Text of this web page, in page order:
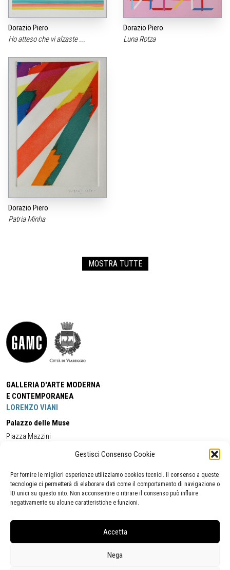
Gestisci Consenso Cookie
Per fornire le migliori esperienze utilizziamo cookies tecnici. Il consenso a queste
tecnologie ci permetterà di elaborare dati come il comportamento di navigazione o
ID unici su questo sito. Non acconsentire o ritirare il consenso può influire
negativamente su alcune caratteristiche e funzioni.
Accetta
Nega
Dorazio Piero
Ho atteso che vi alzaste ...
Dorazio Piero
Luna Rotza
Dorazio Piero
Patria Minha
MOSTRA TUTTE
GALLERIA D'ARTE MODERNA
E CONTEMPORANEA
LORENZO VIANI
Palazzo delle Muse
Piazza Mazzini
Cell:+39 338 5714978 (orario apertura Galleria)
Tel:
+39 0584 944580
(orario 09.00/13.00)
Email:gamc@comune.viareggio.lu.it
Segnalazione di inaccessibilità